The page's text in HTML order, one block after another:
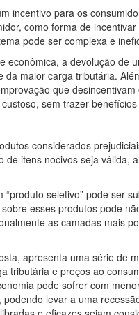
incentivo para os
como forma de
pode ser complexa e
econômica, a devolução de
maior carga tributária.
que
sem trazer
considerados
itens nocivos seja válida,
seletivo” pode ser
esses produtos pode
as camadas mais
apresenta uma série de
tributária e preços ao
pode sofrer com
levar a uma